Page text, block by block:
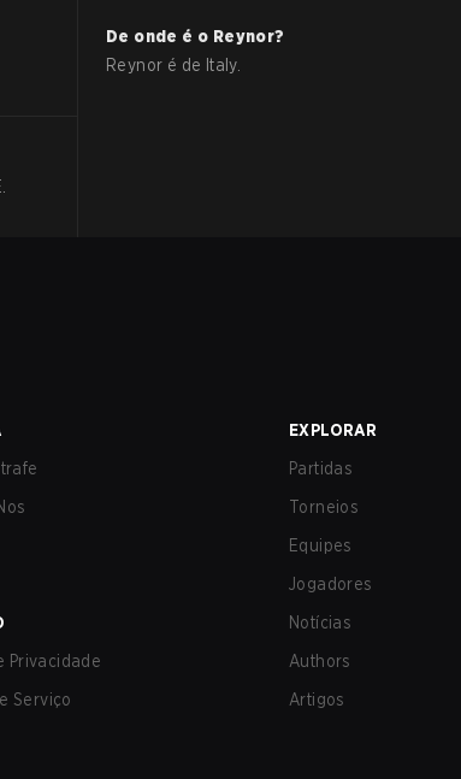
De onde é o Reynor?
Reynor é de Italy.
Privacidade
Serviço
EXPLORAR
Partidas
Torneios
Equipes
Jogadores
Notícias
Authors
Artigos